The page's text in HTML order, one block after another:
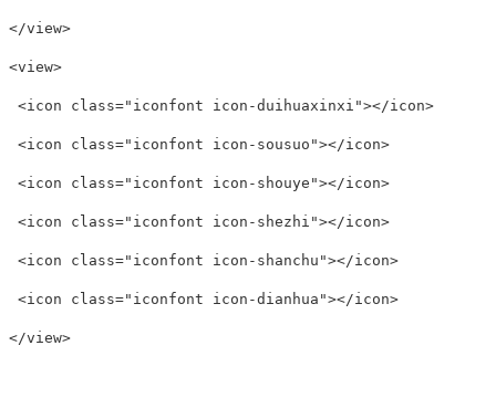
</view>
<view>
<icon class="iconfont icon-duihuaxinxi"></icon>
<icon class="iconfont icon-sousuo"></icon>
<icon class="iconfont icon-shouye"></icon>
<icon class="iconfont icon-shezhi"></icon>
<icon class="iconfont icon-shanchu"></icon>
<icon class="iconfont icon-dianhua"></icon>
</view>